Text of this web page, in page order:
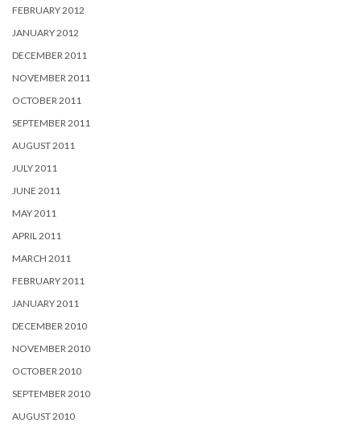
FEBRUARY 2012
JANUARY 2012
DECEMBER 2011
NOVEMBER 2011
OCTOBER 2011
SEPTEMBER 2011
AUGUST 2011
JULY 2011
JUNE 2011
MAY 2011
APRIL 2011
MARCH 2011
FEBRUARY 2011
JANUARY 2011
DECEMBER 2010
NOVEMBER 2010
OCTOBER 2010
SEPTEMBER 2010
AUGUST 2010